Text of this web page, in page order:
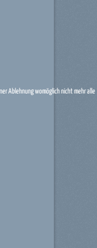
Ablehnung womöglich nicht mehr alle